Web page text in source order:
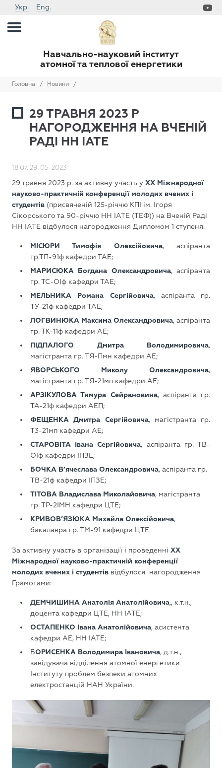
Укр. Eng.
Навчально-науковий інститут
атомної та теплової енергетики
Головна / Новини /
29 ТРАВНЯ 2023 Р
НАГОРОДЖЕННЯ НА ВЧЕНІЙ
РАДІ НН ІАТЕ
18:07, 29-05-2023
29 травня 2023 р. за активну участь у XX Міжнародної
науково-практичній конференції молодих вчених і
студентів (присвяченій 125-річчю КПІ ім. Ігоря
Сікорського та 90-річчю НН ІАТЕ (ТЕФ)) на Вченій Раді
НН ІАТЕ відбулося нагородження Дипломом 1 ступеня:
МІСЮРИ Тимофія Олексійовича, аспіранта
гр.ТП-91ф кафедри ТАЕ;
МАРИСЮКА Богдана Олександровича, аспіранта
гр. ТС-ОІф кафедри ТАЕ;
МЕЛЬНИКА Романа Сергійовича, аспіранта гр.
ТУ-21ф кафедри ТАЕ;
ЛОГВИНЮКА Максима Олександровича, аспіранта
гр. ТК-11ф кафедри АЕ;
ПІДПАЛОГО Дмитра Володимировича,
магістранта гр. ТЯ-Пмн кафедри АЕ;
ЯВОРСЬКОГО Миколу Олександровича,
магістранта гр. ТЯ-21мп кафедри АЕ;
АРЗІКУЛОВА Тимура Сейрановина, аспіранта гр.
ТА-21ф кафедри АЕП;
ФЕЩЕНКА Дмитра Сергійовича, магістранта гр.
Т3-21мп кафедри АЕ;
СТАРОВІТА Івана Сергійовича, аспіранта гр. ТВ-
ОІф кафедри ІПЗЕ;
БОЧКА В’ячеслава Олександровича, аспіранта гр.
ТВ-21ф кафедри ІПЗЕ;
ТІТОВА Владислава Миколайовича, магістранта
гр. ТР-2ІМН кафедри ЦТЕ;
КРИВОВ’ЯЗЮКА Михайла Олексійовича,
бакалавра гр. ТМ-91 кафедри ЦТЕ.
За активну участь в організації і проведенні XX
Міжнародної науково-практичній конференції
молодих вчених і студентів відбулося нагородження
Грамотами:
ДЕМЧИШИНА Анатолія Анатолійовича,, к.т.н.,
доцента кафедри ЦТЕ, НН ІАТЕ;
ОСТАПЕНКО Івана Анатолійовича, асистента
кафедри АЕ, НН ІАТЕ;
БОРИСЕНКА Володимира Івановича, д.т.н.,
завідувача відділення атомної енергетики
Інституту проблем безпеки атомних
електростанцій НАН України.